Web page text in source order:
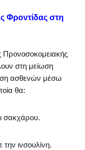
Φροντίδας στη
Προνοσοκομειακής
στη μείωση
ασθενών μέσω
θα:
σακχάρου.
ινσουλίνη.